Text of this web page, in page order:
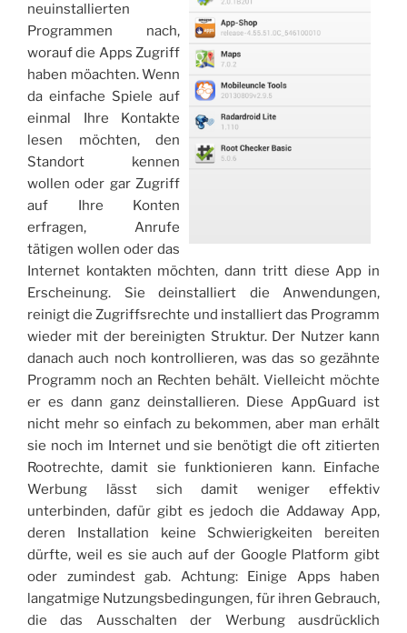
neuinstallierten
Programmen nach,
worauf die Apps Zugriff
haben möachten. Wenn
da einfache Spiele auf
einmal Ihre Kontakte
lesen möchten, den
Standort kennen
wollen oder gar Zugriff
auf Ihre Konten
erfragen, Anrufe
tätigen wollen oder das
Internet kontakten möchten, dann tritt diese App in
Erscheinung. Sie deinstalliert die Anwendungen,
reinigt die Zugriffsrechte und installiert das Programm
wieder mit der bereinigten Struktur. Der Nutzer kann
danach auch noch kontrollieren, was das so gezähnte
Programm noch an Rechten behält. Vielleicht möchte
er es dann ganz deinstallieren. Diese AppGuard ist
nicht mehr so einfach zu bekommen, aber man erhält
sie noch im Internet und sie benötigt die oft zitierten
Rootrechte, damit sie funktionieren kann. Einfache
Werbung lässt sich damit weniger effektiv
unterbinden, dafür gibt es jedoch die Addaway App,
deren Installation keine Schwierigkeiten bereiten
dürfte, weil es sie auch auf der Google Platform gibt
oder zumindest gab. Achtung: Einige Apps haben
langatmige Nutzungsbedingungen, für ihren Gebrauch,
die das Ausschalten der Werbung ausdrücklich